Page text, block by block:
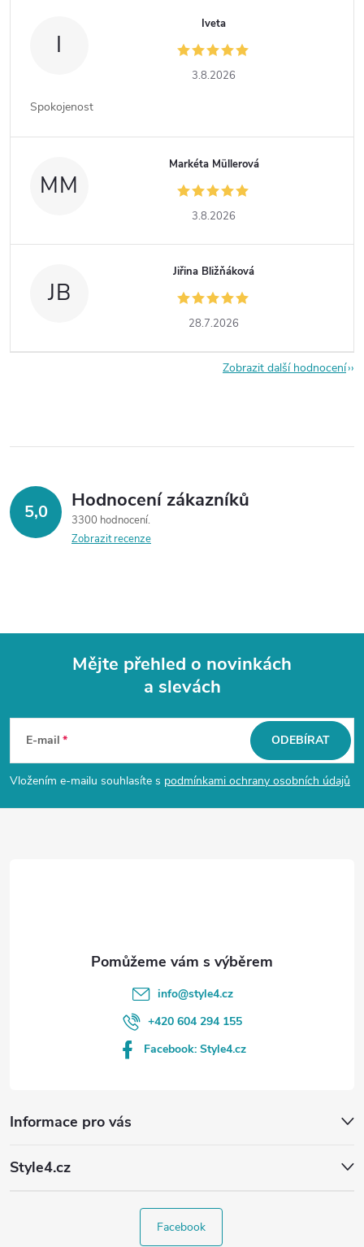
I
Iveta
3.8.2026
Spokojenost
MM
Markéta Müllerová
3.8.2026
JB
Jiřina Bližňáková
28.7.2026
Zobrazit další hodnocení
5,0 Hodnocení zákazníků
3300 hodnocení
Zobrazit recenze
p
a
Mějte přehled o novinkách
a slevách
E-mail
Vložením e-mailu souhlasíte s podmínkami ochrany osobních údajů
ODEBÍRAT
Informace pro vás
Style4.cz
info@style4.cz
+420 604 294 155
Facebook: Style4.cz
Facebook